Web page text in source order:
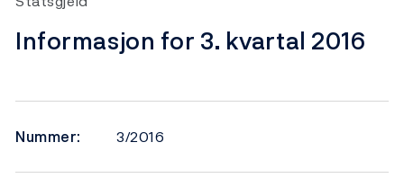
Informasjon for 3. kvartal 2016
Nummer: 3/2016